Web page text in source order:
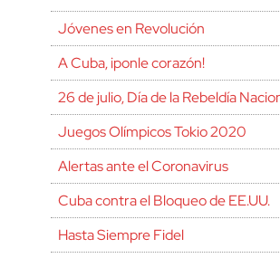
Jóvenes en Revolución
A Cuba, ¡ponle corazón!
26 de julio, Día de la Rebeldía
Juegos Olímpicos Tokio 2020
Alertas ante el Coronavirus
Cuba contra el Bloqueo de EE.UU.
Hasta Siempre Fidel